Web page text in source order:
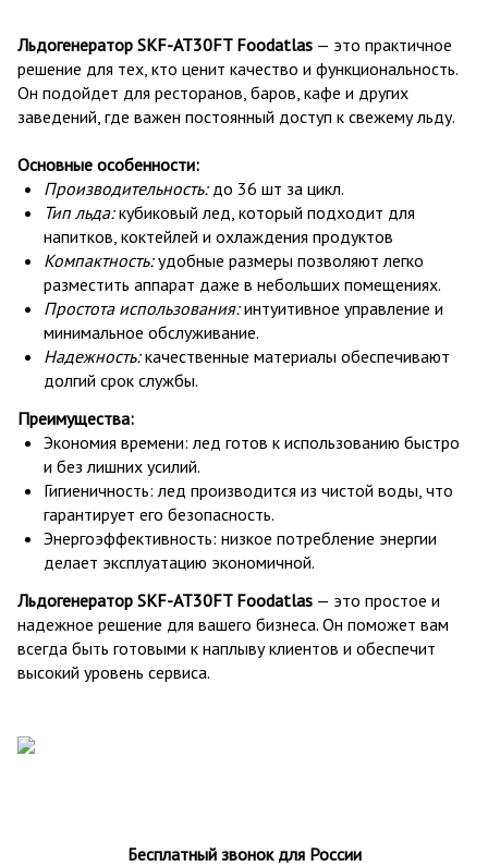
Льдогенератор SKF-AT30FT Foodatlas — это практичное
решение для тех, кто ценит качество и функциональность.
Он подойдет для ресторанов, баров, кафе и других
заведений, где важен постоянный доступ к свежему льду.
Основные особенности:
Производительность:до 36 шт за цикл.
Тип льда:кубиковый лед, который подходит для
напитков, коктейлей и охлаждения продуктов
Компактность:удобные размеры позволяют легко
разместить аппарат даже в небольших помещениях.
Простота использования:интуитивное управление и
минимальное обслуживание.
Надежность:качественные материалы обеспечивают
долгий срок службы.
Преимущества:
Экономия времени: лед готов к использованию быстро
и без лишних усилий.
Гигиеничность: лед производится из чистой воды, что
гарантирует его безопасность.
Энергоэффективность: низкое потребление энергии
делает эксплуатацию экономичной.
Льдогенератор SKF-AT30FT Foodatlas — это простое и
надежное решение для вашего бизнеса. Он поможет вам
всегда быть готовыми к наплыву клиентов и обеспечит
высокий уровень сервиса.
Бесплатный звонок для России